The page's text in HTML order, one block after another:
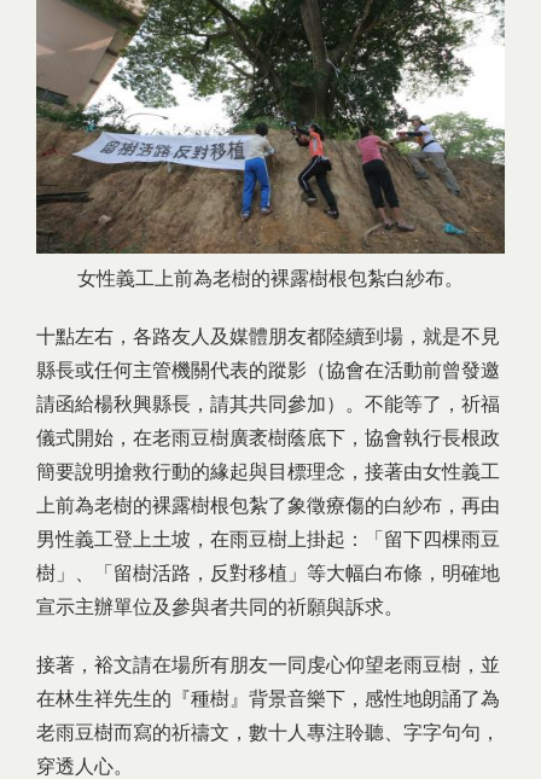
女性義工上前為老樹的裸露樹根包紮白紗布。
十點左右，各路友人及媒體朋友都陸續到場，就是不見
縣長或任何主管機關代表的蹤影（協會在活動前曾發邀
請函給楊秋興縣長，請其共同參加）。不能等了，祈福
儀式開始，在老雨豆樹廣袤樹蔭底下，協會執行長根政
簡要說明搶救行動的緣起與目標理念，接著由女性義工
上前為老樹的裸露樹根包紮了象徵療傷的白紗布，再由
男性義工登上土坡，在雨豆樹上掛起：「留下四棵雨豆
樹」、「留樹活路，反對移植」等大幅白布條，明確地
宣示主辦單位及參與者共同的祈願與訴求。
接著，裕文請在場所有朋友一同虔心仰望老雨豆樹，並
在林生祥先生的『種樹』背景音樂下，感性地朗誦了為
老雨豆樹而寫的祈禱文 ，數十人專注聆聽、字字句句，
穿透人心。